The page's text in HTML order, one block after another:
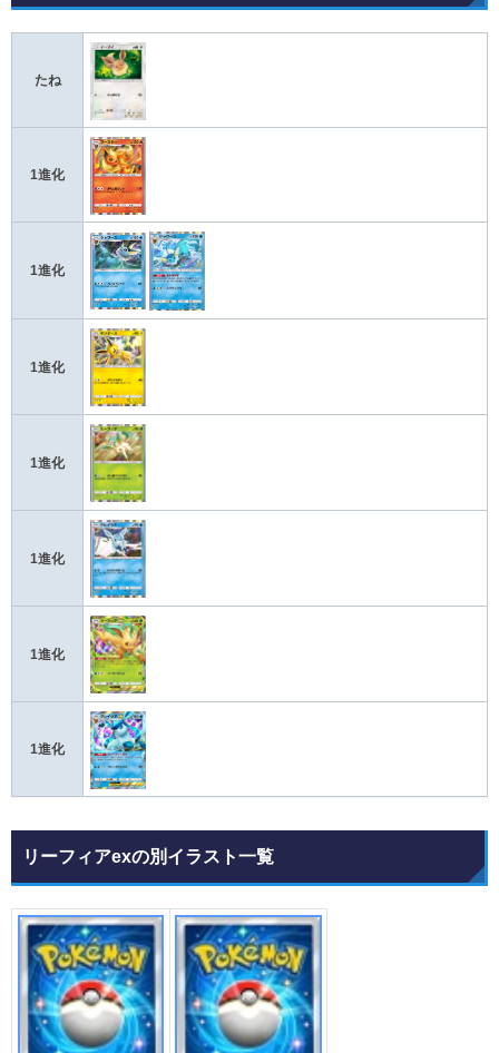
たね
1進化
1進化
1進化
1進化
1進化
1進化
1進化
リーフィアexの別イラスト一覧